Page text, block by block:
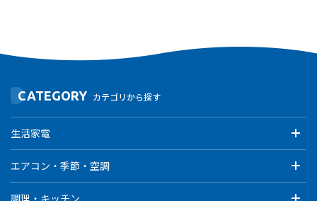
CATEGORY カテゴリから探す
生活家電
エアコン・季節・空調
調理・キッチン